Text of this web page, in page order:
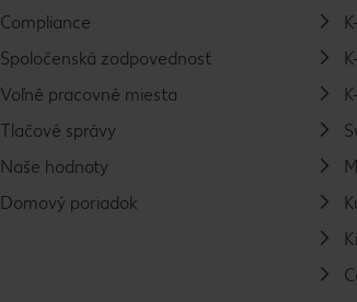
Compliance
Spoločenská zodpovednosť
Voľné pracovné miesta
Tlačové správy
Naše hodnoty
Domový poriadok